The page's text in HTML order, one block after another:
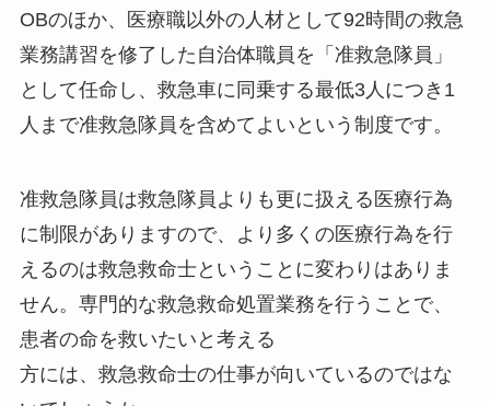
OBのほか、医療職以外の人材として92時間の救急
業務講習を修了した自治体職員を「准救急隊員」
として任命し、救急車に同乗する最低3人につき1
人まで准救急隊員を含めてよいという制度です。
准救急隊員は救急隊員よりも更に扱える医療行為
に制限がありますので、より多くの医療行為を行
えるのは救急救命士ということに変わりはありま
せん。専門的な救急救命処置業務を行うことで、
患者の命を救いたいと考える
方には、救急救命士の仕事が向いているのではな